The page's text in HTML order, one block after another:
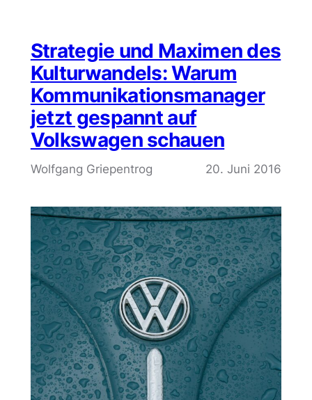
Strategie und Maximen des
Kulturwandels: Warum
Kommunikationsmanager
jetzt gespannt auf
Volkswagen schauen
Wolfgang Griepentrog 20. Juni 2016